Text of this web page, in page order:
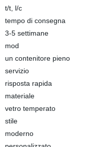
t/t, l/c
tempo di consegna
3-5 settimane
mod
un contenitore pieno
servizio
risposta rapida
materiale
vetro temperato
stile
moderno